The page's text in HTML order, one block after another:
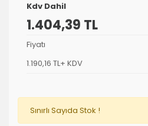
Kdv Dahil
1.404,39 TL
Fiyatı
1.190,16 TL+ KDV
Sınırlı Sayıda Stok !